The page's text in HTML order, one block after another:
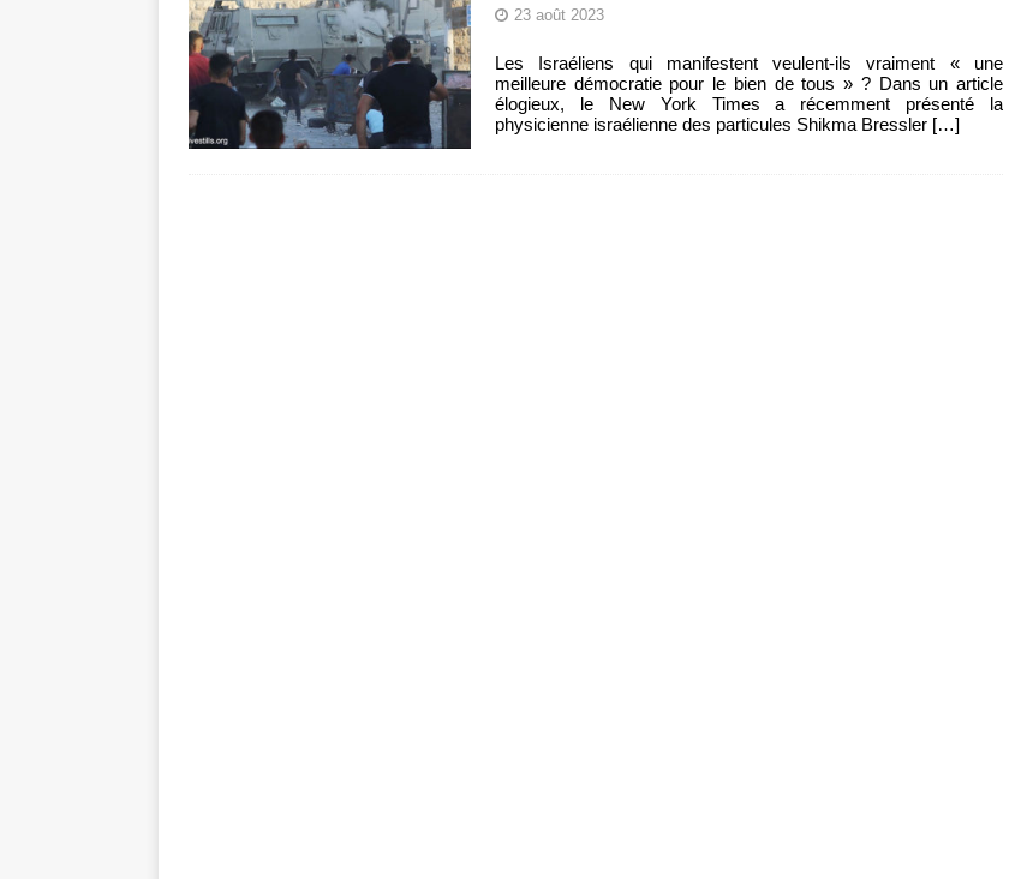
23 août 2023
Les Israéliens qui manifestent veulent-ils vraiment « une
meilleure démocratie pour le bien de tous » ? Dans un article
élogieux, le New York Times a récemment présenté la
physicienne israélienne des particules Shikma Bressler […]